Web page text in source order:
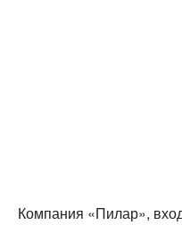
Компания «Пилар»,